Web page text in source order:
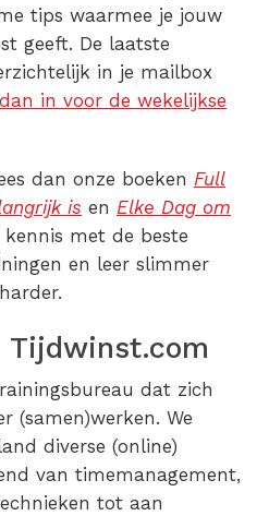
tips waarmee je jouw
geeft. De laatste
in je mailbox
in voor de wekelijkse
dan onze boeken Full
is en Elke Dag om
kennis met de beste
en leer slimmer
dat zich
(samen)werken. We
diverse (online)
van timemanagement,
tot aan